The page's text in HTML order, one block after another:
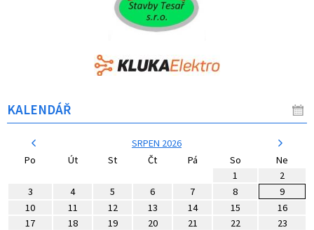
KALENDÁŘ
SRPEN 2026
Po
Út St Čt Pá So
Ne
1
2
3
4 5 6 7 8
9
10
11 12 13 14 15
16
17
18 19 20 21 22
23